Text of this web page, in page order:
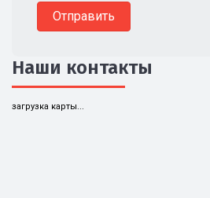
Наши контакты
загрузка карты...